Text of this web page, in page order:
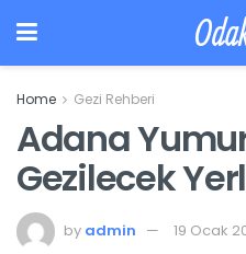
Home Gezi Rehberi
Adana
Gezilecek
by admin 19 Ocak